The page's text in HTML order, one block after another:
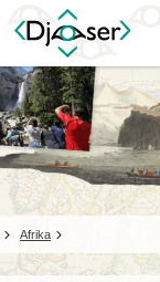
Afrika